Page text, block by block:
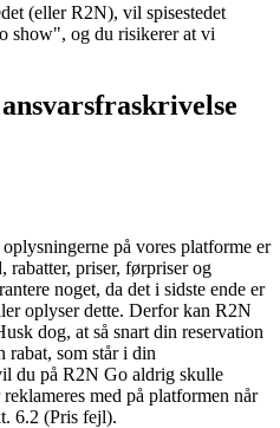
(eller R2N), vil spisestedet
show", og du risikerer at vi
på vores platforme er
rabatter, priser, førpriser og
noget, da det i sidste ende er
oplyser dette. Derfor kan R2N
dog, at så snart din reservation
rabat, som står i din
du på R2N Go aldrig skulle
med på platformen når
6.2 (Pris fejl).